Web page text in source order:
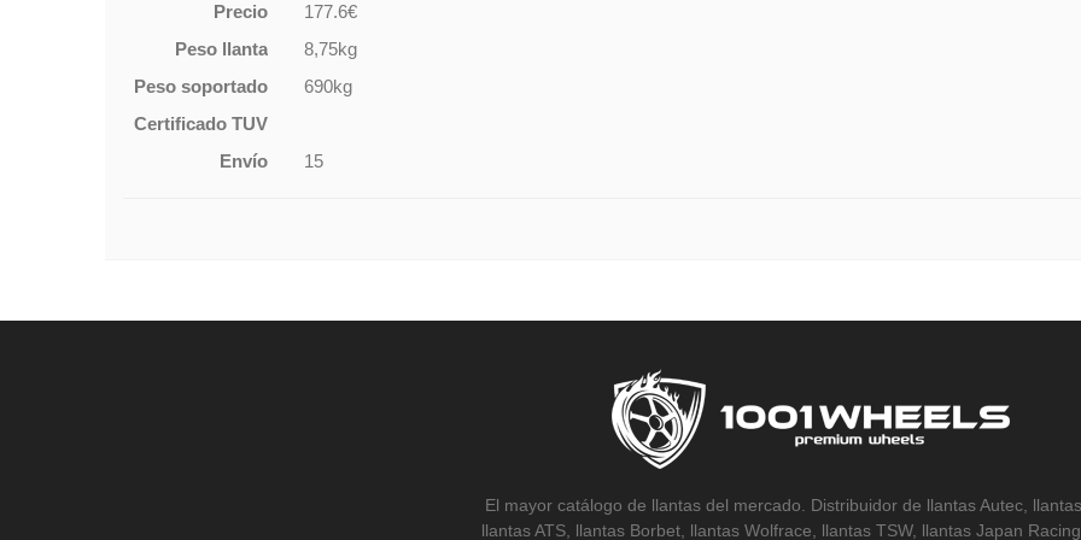
Precio
177.6€
Peso llanta
8,75kg
Peso soportado
690kg
Certificado TUV
Envío
15
El mayor catálogo de llantas del mercado. Distribuidor de llantas Autec, llantas
llantas ATS, llantas Borbet, llantas Wolfrace, llantas TSW, llantas Japan